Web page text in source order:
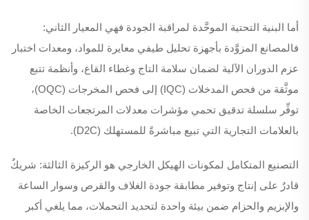
أما البنية التحتية الموحَّدة لمراقبة الجودة فهي المعيار الثاني:
فالمصانع المزوَّدة بأجهزة تحليل طيفي معايرة للمواد، ومعدات اختبار
عزم الدوران الآلية لضمان سلامة التاج وغطاء القاع، وأنظمة تتبع
موثَّقة من فحص المدخلات (IQC) إلى فحص المخرجات (OQC)،
توفِّر سلسلة تدقيق تحمي مؤشرات معدلات المرتجعات الخاصة
بالعلامات التجارية التي تبيع مباشرةً للمستهلك (D2C).
التصنيع المتكامل لمكونات الهيكل الخارجي هو الركيزة الثالثة: شريكٌ
قادرٌ على إنتاج وتوفير مطابقة جودة الغلاف والقرص وسوار الساعة
والإبزيم والحزام ضمن بيئة واحدة لتحديد التحملات، مما يلغي أكبر